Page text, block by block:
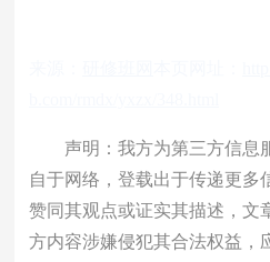
声明：我方为第三方信息
自于网络，登载出于传递更多
赞同其观点或证实其描述，文
方内容涉嫌侵犯其合法权益，